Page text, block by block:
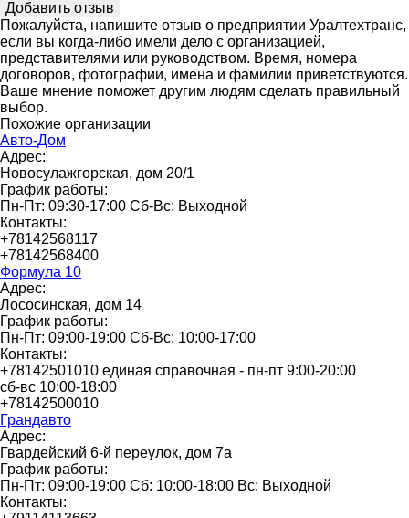
Пожалуйста, напишите отзыв о предприятии Уралтехтранс,
если вы когда-либо имели дело с организацией,
представителями или руководством. Время, номера
договоров, фотографии, имена и фамилии приветствуются.
Ваше мнение поможет другим людям сделать правильный
выбор.
Похожие организации
Авто-Дом
Адрес:
Новосулажгорская, дом 20/1
График работы:
Пн-Пт: 09:30-17:00 Сб-Вс: Выходной
Контакты:
+78142568117
+78142568400
Формула 10
Адрес:
Лососинская, дом 14
График работы:
Пн-Пт: 09:00-19:00 Сб-Вс: 10:00-17:00
Контакты:
+78142501010 единая справочная - пн-пт 9:00-20:00
сб-вс 10:00-18:00
+78142500010
Грандавто
Адрес:
Гвардейский 6-й переулок, дом 7а
График работы:
Пн-Пт: 09:00-19:00 Сб: 10:00-18:00 Вс: Выходной
Контакты: